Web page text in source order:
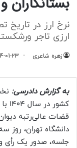
نرخ ارز در تاریخ
ارزی تاجر
زهره شاعری 01-23
به گزارش دادرسی:
قضات عالی‌رتبه
جلسه، صدور یک